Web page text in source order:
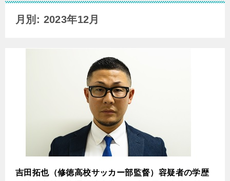
月別: 2023年12月
吉田拓也（修徳高校サッカー部監督）容疑者の学歴